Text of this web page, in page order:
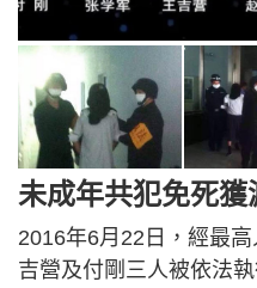
未成年共犯免死獲
2016年6月22日，經最
吉營及付剛三人被依法